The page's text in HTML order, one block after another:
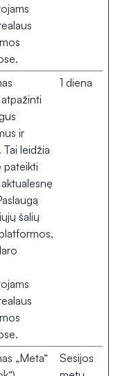
ir
leidžia
pateikti
šalių
1 diena
„Meta“
Sesijos